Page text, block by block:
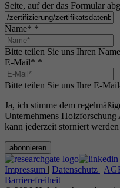
Seite, auf der das Formular
Name* *
Bitte teilen Sie uns Ihren
E-Mail* *
Bitte teilen Sie uns Ihre E-
Ja, ich stimme dem
Unternehmens
kann jederzeit storniert
abonnieren
Impressum | Datenschutz |
Barrierefreiheit